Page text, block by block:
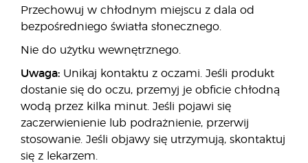
Przechowuj w chłodnym miejscu z dala od
bezpośredniego światła słonecznego.
Nie do użytku wewnętrznego.
Uwaga: Unikaj kontaktu z oczami. Jeśli produkt
dostanie się do oczu, przemyj je obficie chłodną
wodą przez kilka minut. Jeśli pojawi się
zaczerwienienie lub podrażnienie, przerwij
stosowanie. Jeśli objawy się utrzymują, skontaktuj
się z lekarzem.